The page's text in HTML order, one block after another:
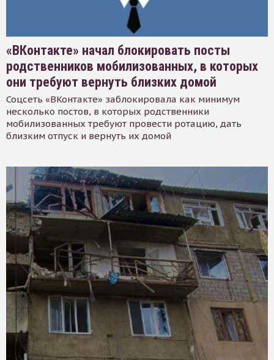
«ВКонтакте» начал блокировать посты
родственников мобилизованных, в которых
они требуют вернуть близких домой
Соцсеть «ВКонтакте» заблокировала как минимум
несколько постов, в которых родственники
мобилизованных требуют провести ротацию, дать
близким отпуск и вернуть их домой